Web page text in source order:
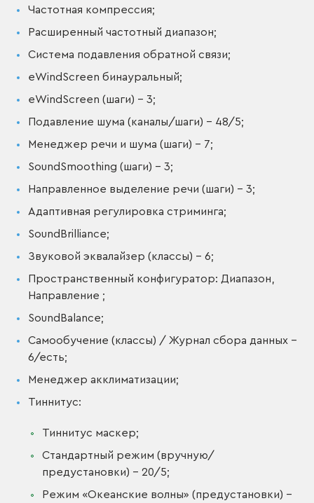
Частотная компрессия;
Расширенный частотный диапазон;
Система подавления обратной связи;
eWindScreen бинауральный;
eWindScreen (шаги) – 3;
Подавление шума (каналы/шаги) – 48/5;
Менеджер речи и шума (шаги) – 7;
SoundSmoothing (шаги) – 3;
Направленное выделение речи (шаги) – 3;
Адаптивная регулировка стриминга;
SoundBrilliance;
Звуковой эквалайзер (классы) – 6;
Пространственный конфигуратор: Диапазон,
Направление ;
SoundBalance;
Самообучение (классы) / Журнал сбора данных -
6/есть;
Менеджер акклиматизации;
Тиннитус:
Тиннитус маскер;
Стандартный режим (вручную/
предустановки) – 20/5;
Режим «Океанские волны» (предустановки) –